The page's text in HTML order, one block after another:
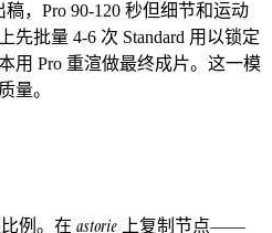
稿，Pro 90-120 秒但细节和运动
先批量 4-6 次 Standard 用以锁定
用 Pro 重渲做最终成片。这一模
量。
例。在 astorie 上复制节点——